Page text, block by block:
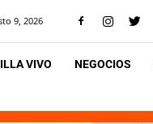
9, 2026
VIVO NEGOCIOS